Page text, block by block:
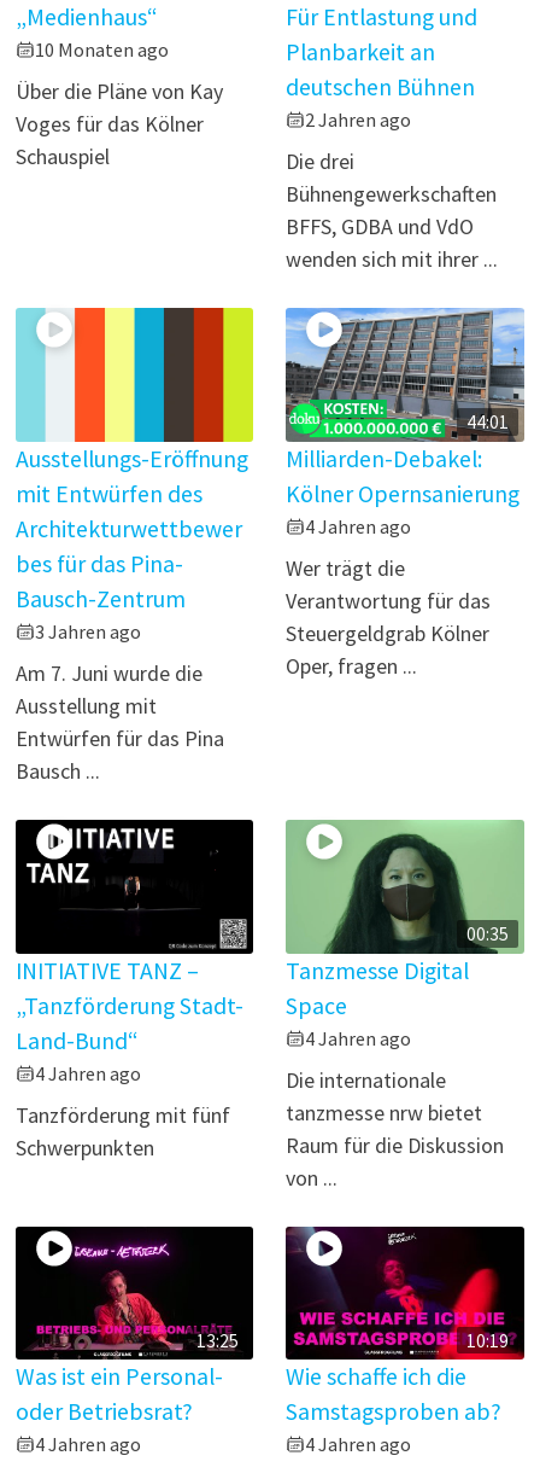
„Medienhaus“
10 Monaten ago
Über die Pläne von Kay
Voges für das Kölner
Schauspiel
Für Entlastung und
Planbarkeit an
deutschen Bühnen
2 Jahren ago
Die drei
Bühnengewerkschaften
BFFS, GDBA und VdO
wenden sich mit ihrer ...
Ausstellungs-Eröffnung
mit Entwürfen des
Architekturwettbewer
bes für das Pina-
Bausch-Zentrum
3 Jahren ago
Am 7. Juni wurde die
Ausstellung mit
Entwürfen für das Pina
Bausch ...
44:01
Milliarden-Debakel:
Kölner Opernsanierung
4 Jahren ago
Wer trägt die
Verantwortung für das
Steuergeldgrab Kölner
Oper, fragen ...
INITIATIVE TANZ –
„Tanzförderung Stadt-
Land-Bund“
4 Jahren ago
Tanzförderung mit fünf
Schwerpunkten
00:35
Tanzmesse Digital
Space
4 Jahren ago
Die internationale
tanzmesse nrw bietet
Raum für die Diskussion
von ...
13:25
Was ist ein Personal-
oder Betriebsrat?
4 Jahren ago
10:19
Wie schaffe ich die
Samstagsproben ab?
4 Jahren ago